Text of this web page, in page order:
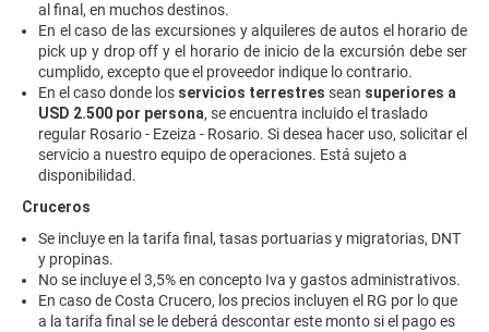
al final, en muchos destinos.
En el caso de las excursiones y alquileres de autos el horario de
pick up y drop off y el horario de inicio de la excursión debe ser
cumplido, excepto que el proveedor indique lo contrario.
En el caso donde los servicios terrestres sean superiores a
USD 2.500 por persona, se encuentra incluido el traslado
regular Rosario - Ezeiza - Rosario. Si desea hacer uso, solicitar el
servicio a nuestro equipo de operaciones. Está sujeto a
disponibilidad.
Cruceros
Se incluye en la tarifa final, tasas portuarias y migratorias, DNT
y propinas.
No se incluye el 3,5% en concepto Iva y gastos administrativos.
En caso de Costa Crucero, los precios incluyen el RG por lo que
a la tarifa final se le deberá descontar este monto si el pago es